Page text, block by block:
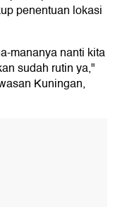
penentuan lokasi
mananya nanti kita
sudah rutin ya,"
Kuningan,